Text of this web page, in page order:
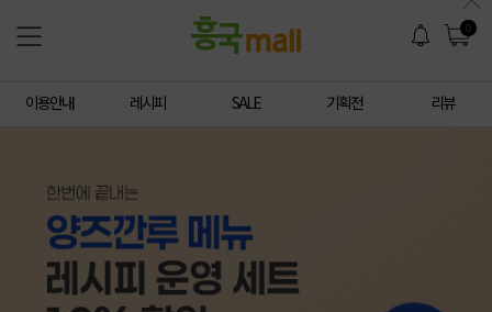
0
이용안내 레시피 SALE 기획전 리뷰